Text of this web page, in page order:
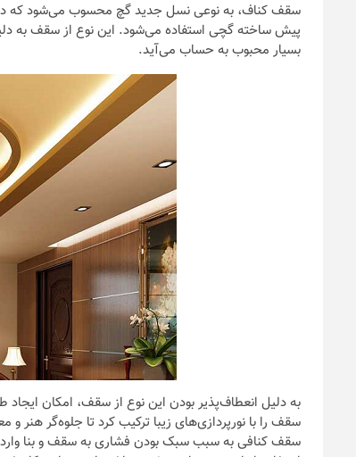
سقف کناف، به نوعی نسل جدید گچ محسوب می‌شود که در
پیش ساخته گچی استفاده می‌شود. این نوع از سقف به
بسیار محبوب به حساب می‌آید.
به دلیل انعطاف‌پذیر بودن این نوع از سقف، امکان
سقف را با نورپردازی‌های زیبا ترکیب کرد تا جلوه‌گر
سقف کنافی به سبب سبک بودن فشاری به سقف و بنا